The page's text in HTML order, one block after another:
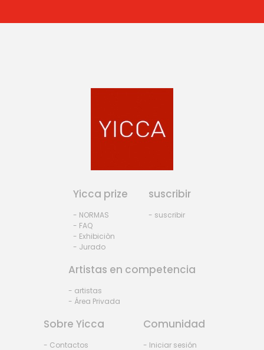
Yicca prize
- NORMAS
- FAQ
- Exhibiciòn
- Jurado
suscribir
- suscribir
Artistas en competencia
- artistas
- Área Privada
Sobre Yicca
- Contactos
Comunidad
- Iniciar sesión